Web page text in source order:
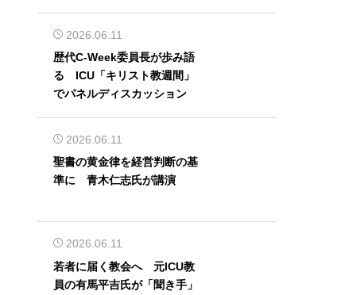
2026.06.11
歴代C-Week委員長が歩み語
る ICU「キリスト教週間」
でパネルディスカッション
2026.06.11
聖書の黄金律を経営判断の基
準に 青木仁志氏が講演
2026.06.11
若者に届く教会へ 元ICU教
員の有馬平吉氏が「聞き手」